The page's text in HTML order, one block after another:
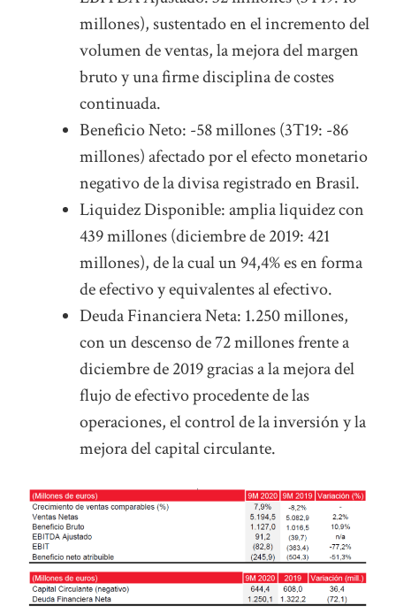
millones), sustentado en el incremento del
volumen de ventas, la mejora del margen
bruto y una firme disciplina de costes
continuada.
Beneficio Neto: -58 millones (3T19: -86
millones) afectado por el efecto monetario
negativo de la divisa registrado en Brasil.
Liquidez Disponible: amplia liquidez con
439 millones (diciembre de 2019: 421
millones), de la cual un 94,4% es en forma
de efectivo y equivalentes al efectivo.
Deuda Financiera Neta: 1.250 millones,
con un descenso de 72 millones frente a
diciembre de 2019 gracias a la mejora del
flujo de efectivo procedente de las
operaciones, el control de la inversión y la
mejora del capital circulante.